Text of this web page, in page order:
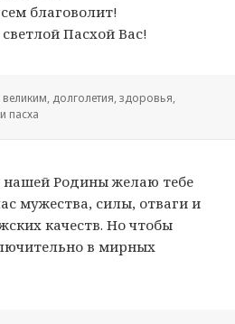
благоволит!
Пасхой Вас!
великим, долголетия,здоровья,
пасха
Родины желаю тебе
мужества, силы, отваги и
качеств. Но чтобы
в мирных